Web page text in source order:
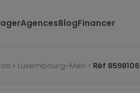
AgencesBlogFinancer
Luxembourg-Merl Réf 8598106